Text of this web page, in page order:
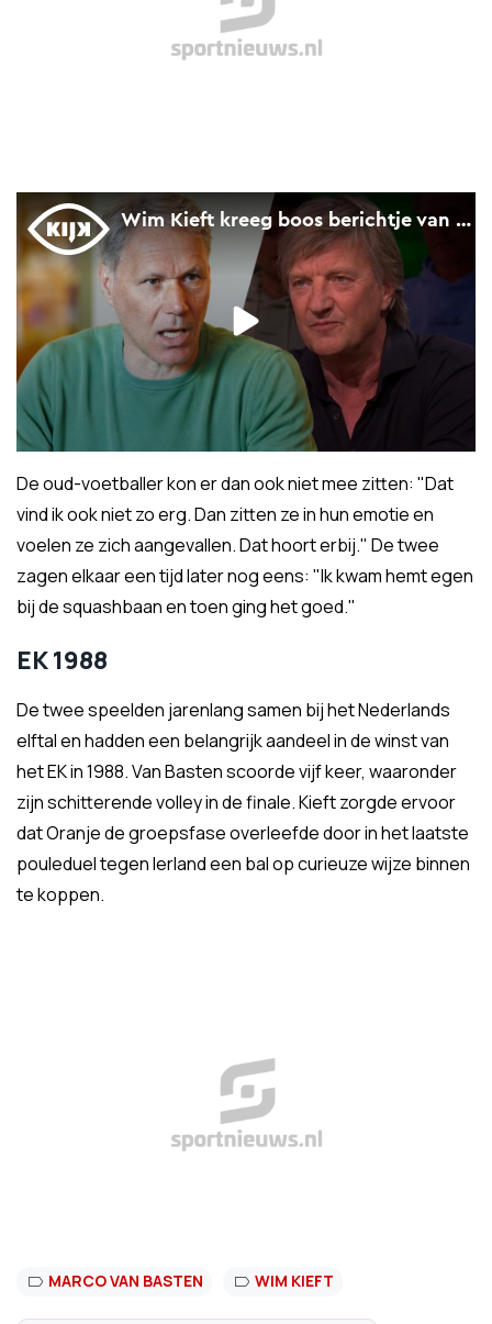
De oud-voetballer kon er dan ook niet mee zitten: "Dat
vind ik ook niet zo erg. Dan zitten ze in hun emotie en
voelen ze zich aangevallen. Dat hoort erbij." De twee
zagen elkaar een tijd later nog eens: "Ik kwam hemt egen
bij de squashbaan en toen ging het goed."
EK 1988
De twee speelden jarenlang samen bij het Nederlands
elftal en hadden een belangrijk aandeel in de winst van
het EK in 1988. Van Basten scoorde vijf keer, waaronder
zijn schitterende volley in de finale. Kieft zorgde ervoor
dat Oranje de groepsfase overleefde door in het laatste
pouleduel tegen Ierland een bal op curieuze wijze binnen
te koppen.
MARCO VAN BASTEN WIM KIEFT